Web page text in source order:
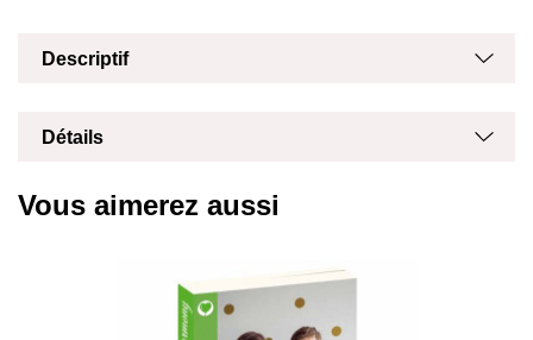
Descriptif
Détails
Vous aimerez aussi